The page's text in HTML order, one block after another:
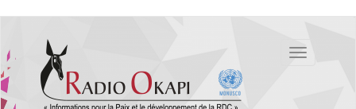
contenu
principal
Toggle